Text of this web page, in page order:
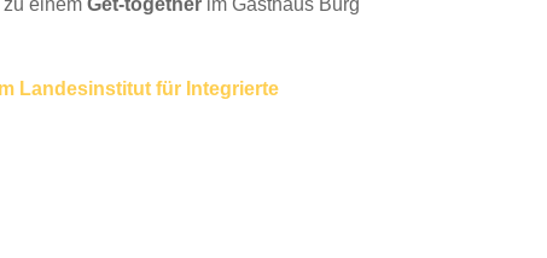
einem Get-together im Gasthaus Burg
Landesinstitut für Integrierte